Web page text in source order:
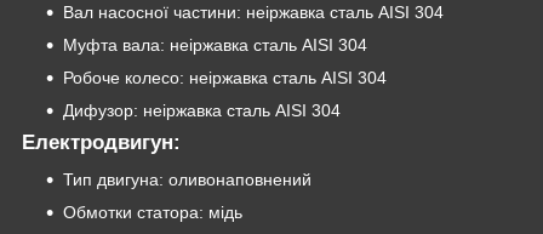
Вал насосної частини: неіржавка сталь AISI 304
Муфта вала: неіржавка сталь AISI 304
Робоче колесо: неіржавка сталь AISI 304
Дифузор: неіржавка сталь AISI 304
Електродвигун:
Тип двигуна: оливонаповнений
Обмотки статора: мідь